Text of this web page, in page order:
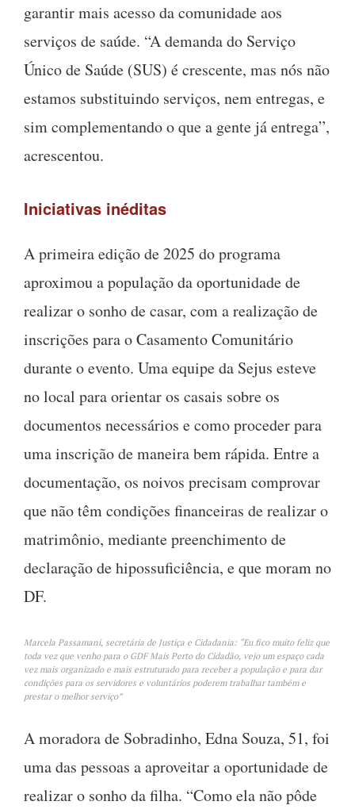
garantir mais acesso da comunidade aos
serviços de saúde. “A demanda do Serviço
Único de Saúde (SUS) é crescente, mas nós não
estamos substituindo serviços, nem entregas, e
sim complementando o que a gente já entrega”,
acrescentou.
Iniciativas inéditas
A primeira edição de 2025 do programa
aproximou a população da oportunidade de
realizar o sonho de casar, com a realização de
inscrições para o Casamento Comunitário
durante o evento. Uma equipe da Sejus esteve
no local para orientar os casais sobre os
documentos necessários e como proceder para
uma inscrição de maneira bem rápida. Entre a
documentação, os noivos precisam comprovar
que não têm condições financeiras de realizar o
matrimônio, mediante preenchimento de
declaração de hipossuficiência, e que moram no
DF.
Marcela Passamani, secretária de Justiça e Cidadania: “Eu fico muito feliz que
toda vez que venho para o GDF Mais Perto do Cidadão, vejo um espaço cada
vez mais organizado e mais estruturado para receber a população e para dar
condições para os servidores e voluntários poderem trabalhar também e
prestar o melhor serviço”
A moradora de Sobradinho, Edna Souza, 51, foi
uma das pessoas a aproveitar a oportunidade de
realizar o sonho da filha. “Como ela não pôde